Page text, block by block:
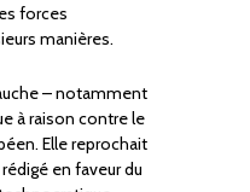
forces
manières.
– notamment
à raison contre le
Elle reprochait
en faveur du